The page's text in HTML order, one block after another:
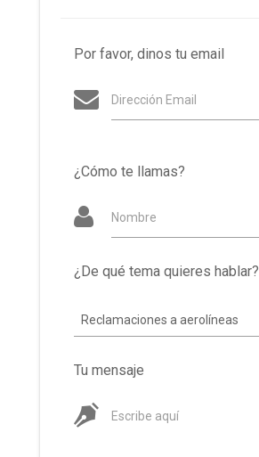
Por favor, dinos tu email
Dirección Email
¿Cómo te llamas?
Nombre
¿De qué tema quieres hablar?
Reclamaciones a aerolíneas
Tu mensaje
Escribe aquí